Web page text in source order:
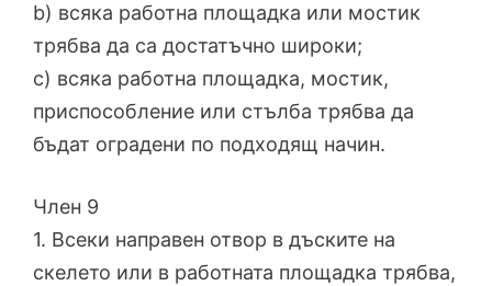
b) всяка работна площадка или мостик
трябва да са достатъчно широки;
c) всяка работна площадка, мостик,
приспособление или стълба трябва да
бъдат оградени по подходящ начин.
Член 9
1. Всеки направен отвор в дъските на
скелето или в работната площадка трябва,